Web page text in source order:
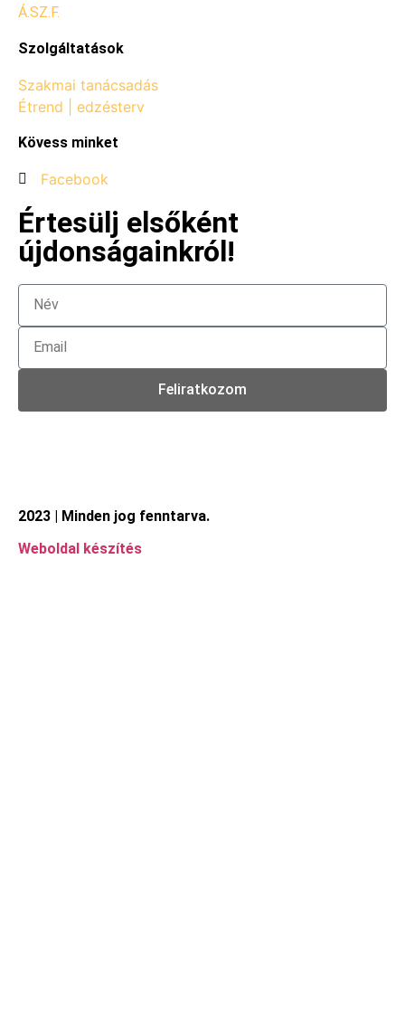
Á.SZ.F.
Szolgáltatások
Szakmai tanácsadás
Étrend | edzésterv
Kövess minket
Facebook
Értesülj elsőként
újdonságainkról!
Feliratkozom
2023 | Minden jog fenntarva.
Weboldal készítés